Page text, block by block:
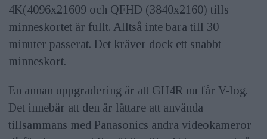
4K(4096x21609 och QFHD (3840x2160) tills
minneskortet är fullt. Alltså inte bara till 30
minuter passerat. Det kräver dock ett snabbt
minneskort.
En annan uppgradering är att GH4R nu får V-log.
Det innebär att den är lättare att använda
tillsammans med Panasonics andra videokameror